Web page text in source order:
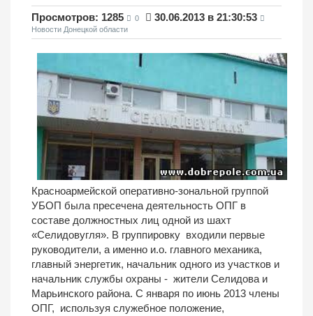
Просмотров: 1285 0 30.06.2013 в 21:30:53
Новости Донецкой области
Красноармейской оперативно-зональной группой
УБОП была пресечена деятельность ОПГ в
составе должностных лиц одной из шахт
«Селидовугля». В группировку входили первые
руководители, а именно и.о. главного механика,
главный энергетик, начальник одного из участков и
начальник службы охраны - жители Селидова и
Марьинского района. С января по июнь 2013 члены
ОПГ, используя служебное положение,